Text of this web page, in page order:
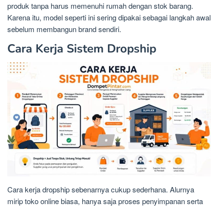
produk tanpa harus memenuhi rumah dengan stok barang.
Karena itu, model seperti ini sering dipakai sebagai langkah awal
sebelum membangun brand sendiri.
Cara Kerja Sistem Dropship
Cara kerja dropship sebenarnya cukup sederhana. Alurnya
mirip toko online biasa, hanya saja proses penyimpanan serta